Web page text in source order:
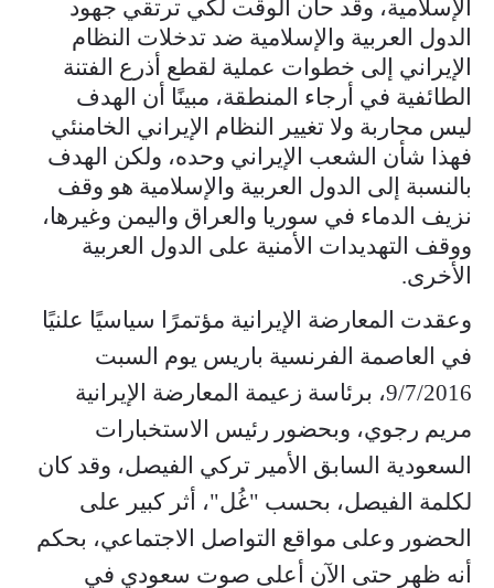
الإسلامية، وقد حان الوقت لكي ترتقي جهود
الدول العربية والإسلامية ضد تدخلات النظام
الإيراني إلى خطوات عملية لقطع أذرع الفتنة
الطائفية في أرجاء المنطقة، مبينًا أن الهدف
ليس محاربة ولا تغيير النظام الإيراني الخامنئي
فهذا شأن الشعب الإيراني وحده، ولكن الهدف
بالنسبة إلى الدول العربية والإسلامية هو وقف
نزيف الدماء في سوريا والعراق واليمن وغيرها،
ووقف التهديدات الأمنية على الدول العربية
الأخرى.
وعقدت المعارضة الإيرانية مؤتمرًا سياسيًا علنيًا
في العاصمة الفرنسية باريس يوم السبت
9/7/2016، برئاسة زعيمة المعارضة الإيرانية
مريم رجوي، وبحضور رئيس الاستخبارات
السعودية السابق الأمير تركي الفيصل، وقد كان
لكلمة الفيصل، بحسب "غُل"، أثر كبير على
الحضور وعلى مواقع التواصل الاجتماعي، بحكم
أنه ظهر حتى الآن أعلى صوت سعودي في